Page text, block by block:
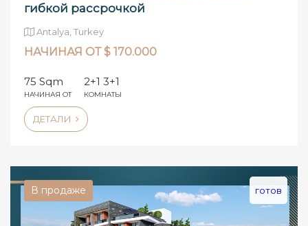
гибкой рассрочкой
Antalya, Turkey
НАЧИНАЯ ОТ $ 170.000
75 Sqm
НАЧИНАЯ ОТ
2+1 3+1
КОМНАТЫ
ДЕТАЛИ
В продаже готов